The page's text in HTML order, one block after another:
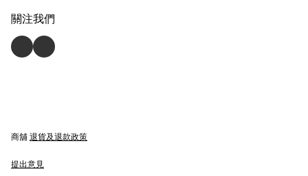
關注我們
商舖 退貨及退款政策
提出意見